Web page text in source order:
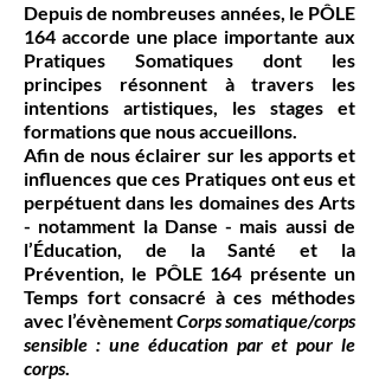
Depuis de nombreuses années, le PÔLE
164 accorde une place importante aux
Pratiques Somatiques dont les
principes résonnent à travers les
intentions artistiques, les stages et
formations que nous accueillons.
Afin de nous éclairer sur les apports et
influences que ces Pratiques ont eus et
perpétuent dans les domaines des Arts
- notamment la Danse - mais aussi de
l’Éducation, de la Santé et la
Prévention, le PÔLE 164 présente un
Temps fort consacré à ces méthodes
avec l’évènementCorps somatique/corps
sensible : une éducation par et pour le
corps.